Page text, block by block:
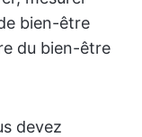
bien-être
du bien-être
devez